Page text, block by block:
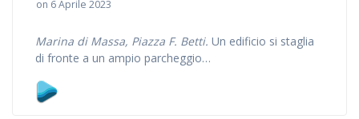
on 6 Aprile 2023
Marina di Massa, Piazza F. Betti. Un edificio si staglia
di fronte a un ampio parcheggio…